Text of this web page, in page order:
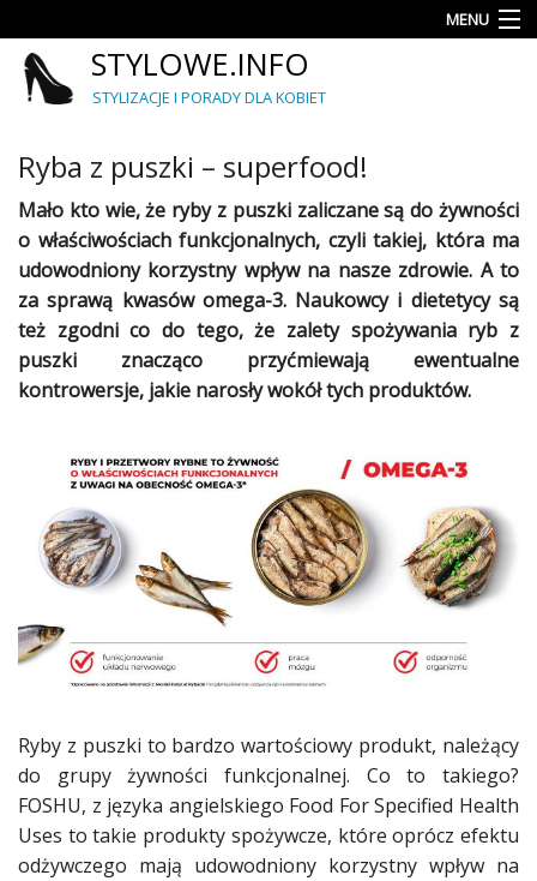
MENU
Moda
Trendy
Fryzury
Najlepsze
Kategorie
Dodaj
STYLOWE.INFO
STYLIZACJE I PORADY DLA KOBIET
Ryba z puszki – superfood!
Mało kto wie, że ryby z puszki zaliczane są do żywności
o właściwościach funkcjonalnych, czyli takiej, która ma
udowodniony korzystny wpływ na nasze zdrowie. A to
za sprawą kwasów omega-3. Naukowcy i dietetycy są
też zgodni co do tego, że zalety spożywania ryb z
puszki znacząco przyćmiewają ewentualne
kontrowersje, jakie narosły wokół tych produktów.
Ryby z puszki to bardzo wartościowy produkt, należący
do grupy żywności funkcjonalnej. Co to takiego?
FOSHU, z języka angielskiego Food For Specified Health
Uses to takie produkty spożywcze, które oprócz efektu
odżywczego mają udowodniony korzystny wpływ na